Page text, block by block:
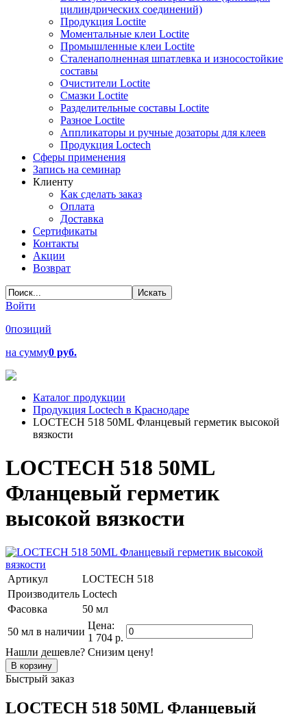
цилиндрических соединений)
Продукция Loctite
Моментальные клеи Loctite
Промышленные клеи Loctite
Сталенаполненная шпатлевка и износостойкие
составы
Очистители Loctite
Смазки Loctite
Разделительные составы Loctite
Разное Loctite
Аппликаторы и ручные дозаторы для клеев
Продукция Loctech
Сферы применения
Запись на семинар
Клиенту
Как сделать заказ
Оплата
Доставка
Сертификаты
Контакты
Акции
Возврат
Войти
0позиций
на сумму0 руб.
Каталог продукции
Продукция Loctech в Краснодаре
LOCTECH 518 50ML Фланцевый герметик высокой
вязкости
LOCTECH 518 50ML
Фланцевый герметик
высокой вязкости
Артикул
LOCTECH 518
Производитель Loctech
Фасовка
50 мл
50 мл в наличии
Цена:
1 704 р.
Нашли дешевле? Снизим цену!
Быстрый заказ
LOCTECH 518 50ML Фланцевый